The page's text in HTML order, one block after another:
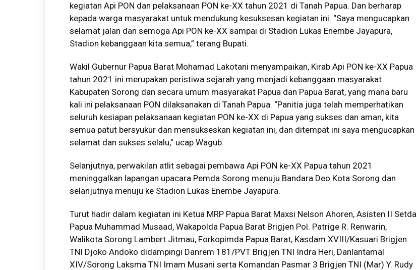
kegiatan Api PON dan pelaksanaan PON ke-XX tahun 2021 di Tanah Papua. Dan berharap
kepada warga masyarakat untuk mendukung kesuksesan kegiatan ini. “Saya mengucapkan
selamat jalan dan semoga Api PON ke-XX sampai di Stadion Lukas Enembe Jayapura,
Stadion kebanggaan kita semua,” terang Bupati.
Wakil Gubernur Papua Barat Mohamad Lakotani menyampaikan, Kirab Api PON ke-XX Papua
tahun 2021 ini merupakan peristiwa sejarah yang menjadi kebanggaan masyarakat
Kabupaten Sorong dan secara umum masyarakat Papua dan Papua Barat, yang mana baru
kali ini pelaksanaan PON dilaksanakan di Tanah Papua. “Panitia juga telah memperhatikan
seluruh kesiapan pelaksanaan kegiatan PON ke-XX di Papua yang sukses dan aman, kita
semua patut bersyukur dan mensukseskan kegiatan ini, dan ditempat ini saya mengucapkan
selamat dan sukses selalu,” ucap Wagub.
Selanjutnya, perwakilan atlit sebagai pembawa Api PON ke-XX Papua tahun 2021
meninggalkan lapangan upacara Pemda Sorong menuju Bandara Deo Kota Sorong dan
selanjutnya menuju ke Stadion Lukas Enembe Jayapura.
Turut hadir dalam kegiatan ini Ketua MRP Papua Barat Maxsi Nelson Ahoren, Asisten II Setda
Papua Muhammad Musaad, Wakapolda Papua Barat Brigjen Pol. Patrige R. Renwarin,
Walikota Sorong Lambert Jitmau, Forkopimda Papua Barat, Kasdam XVIII/Kasuari Brigjen
TNI Djoko Andoko didampingi Danrem 181/PVT Brigjen TNI Indra Heri, Danlantamal
XIV/Sorong Laksma TNI Imam Musani serta Komandan Pasmar 3 Brigjen TNI (Mar) Y. Rudy